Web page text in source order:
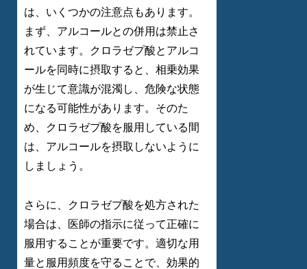
は、いくつかの注意点もあります。
まず、アルコールとの併用は禁止さ
れています。クロラゼプ酸とアルコ
ールを同時に摂取すると、相乗効果
が生じて意識が混濁し、危険な状態
になる可能性があります。そのた
め、クロラゼプ酸を服用している間
は、アルコールを摂取しないように
しましょう。
さらに、クロラゼプ酸を処方された
場合は、医師の指示に従って正確に
服用することが重要です。適切な用
量と服用頻度を守ることで、効果的